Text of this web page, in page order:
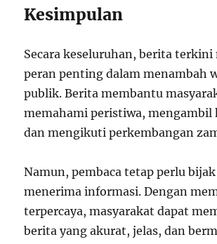
Kesimpulan
Secara keseluruhan, berita
peran penting dalam menambah
publik. Berita membantu
memahami peristiwa, mengambil
dan mengikuti perkembangan
Namun, pembaca tetap perlu
menerima informasi. Dengan
terpercaya, masyarakat dapat
berita yang akurat, jelas, dan